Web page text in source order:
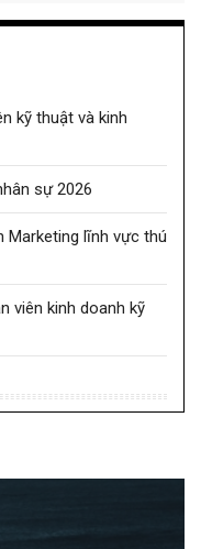
kỹ thuật và kinh
sự 2026
Marketing lĩnh vực thú
viên kinh doanh kỹ